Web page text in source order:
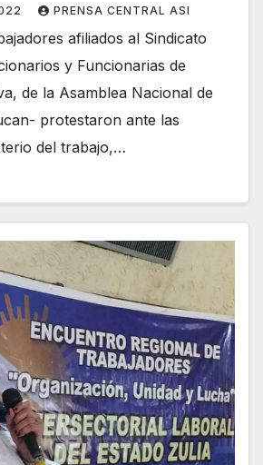
PRENSA CENTRAL ASI
afiliados al Sindicato
y Funcionarias de
de la Asamblea Nacional de
protestaron ante las
del trabajo,…